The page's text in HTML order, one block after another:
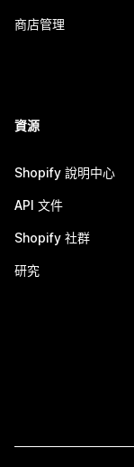
商店管理
資源
Shopify 說明中心
API 文件
Shopify 社群
研究